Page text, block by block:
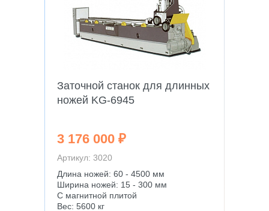
Заточной станок для длинных
ножей KG-6945
3 176 000 ₽
Артикул: 3020
Длина ножей: 60 - 4500 мм
Ширина ножей: 15 - 300 мм
С магнитной плитой
Вес: 5600 кг